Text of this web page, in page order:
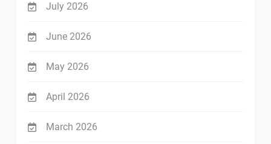
July 2026
June 2026
May 2026
April 2026
March 2026